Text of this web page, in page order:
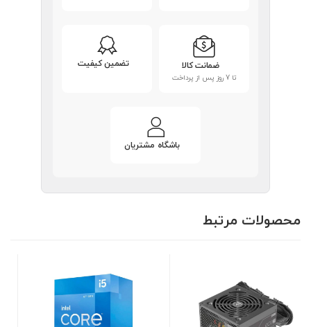
ضمانت کالا
تا 7 روز پس از پرداخت
تضمین کیفیت
باشگاه مشتریان
محصولات مرتبط